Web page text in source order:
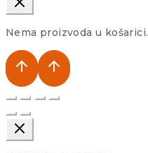
Nema proizvoda u košarici.